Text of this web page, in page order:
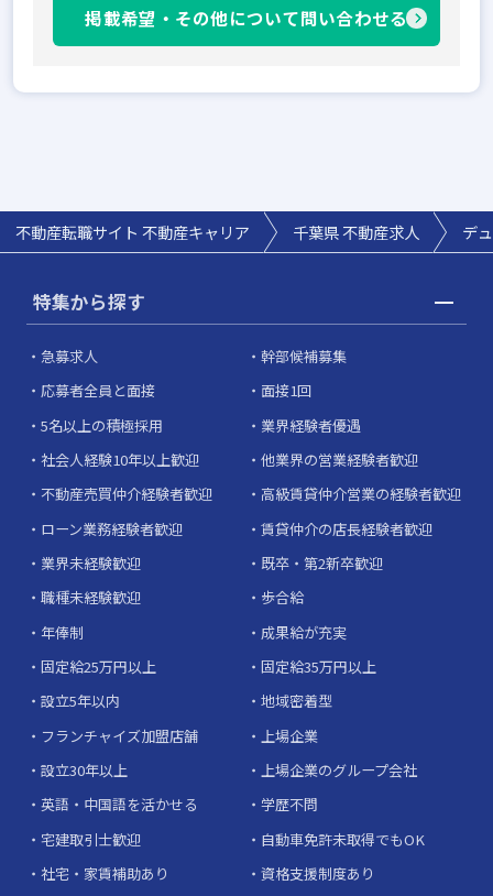
掲載希望・その他について問い合わせる
不動産転職サイト 不動産キャリア 千葉県不動産求人 デ
特集から探す
急募求人
幹部候補募集
応募者全員と面接
面接1回
5名以上の積極採用
業界経験者優遇
社会人経験10年以上歓迎
他業界の営業経験者歓迎
不動産売買仲介経験者歓迎
高級賃貸仲介営業の経験者歓迎
ローン業務経験者歓迎
賃貸仲介の店長経験者歓迎
業界未経験歓迎
既卒・第2新卒歓迎
職種未経験歓迎
歩合給
年俸制
成果給が充実
固定給25万円以上
固定給35万円以上
設立5年以内
地域密着型
フランチャイズ加盟店舗
上場企業
設立30年以上
上場企業のグループ会社
英語・中国語を活かせる
学歴不問
宅建取引士歓迎
自動車免許未取得でもOK
社宅・家賃補助あり
資格支援制度あり